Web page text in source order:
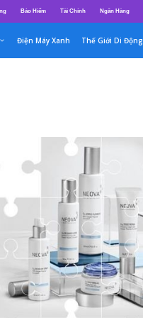
Bảo Hiểm Tài Chính Ngân Hàng
Điện Máy Xanh Thế Giới Di Động